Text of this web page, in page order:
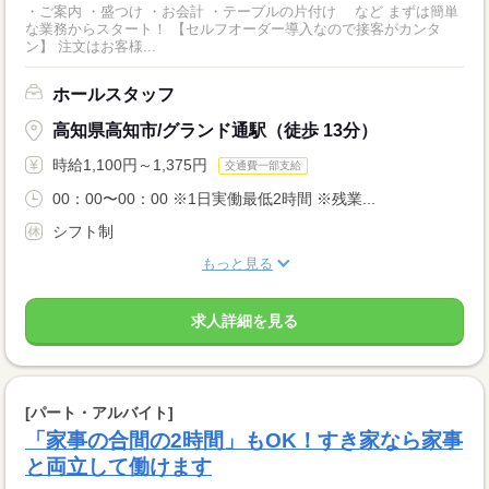
・ご案内 ・盛つけ ・お会計 ・テーブルの片付け など まずは簡単
な業務からスタート！ 【セルフオーダー導入なので接客がカンタ
ン】 注文はお客様...
ホールスタッフ
高知県高知市/グランド通駅（徒歩 13分）
時給1,100円～1,375円 交通費一部支給
00：00〜00：00 ※1日実働最低2時間 ※残業...
シフト制
もっと見る
求人詳細を見る
[パート・アルバイト]
「家事の合間の2時間」もOK！すき家なら家事
と両立して働けます